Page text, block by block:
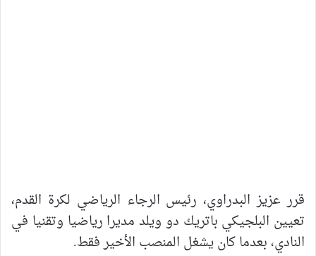
قرر عزيز البدراوي، رئيس الرجاء الرياضي لكرة القدم،
تعيين البلجيكي باتريك دو ويلد مديرا رياضيا وتقنيا في
النادي، بعدما كان يشغل المنصب الأخير فقط.